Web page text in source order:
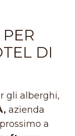
DI
gli alberghi,
azienda
a